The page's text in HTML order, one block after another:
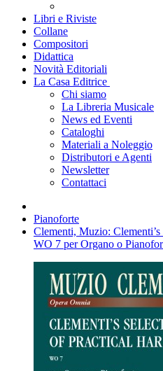
Libri e Riviste
Collane
Compositori
Didattica
Novità Editoriali
La Casa Editrice
Chi siamo
La Libreria Musicale
News ed Eventi
Cataloghi
Materiali a Noleggio
Distributori e Agenti
Newsletter
Contattaci
Pianoforte
Clementi, Muzio:
WO 7 per Organo o